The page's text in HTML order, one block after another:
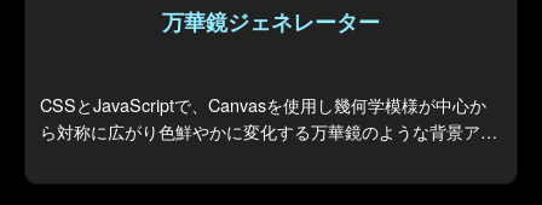
万華鏡ジェネレーター
CSSとJavaScriptで、Canvasを使用し幾何学模様が中心か
ら対称に広がり色鮮やかに変化する万華鏡のような背景アニ